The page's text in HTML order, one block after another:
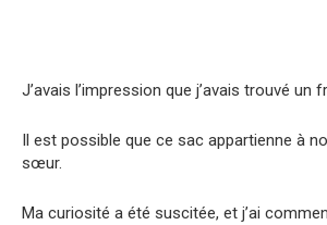
J’avais l’impression que j’avais trouvé un
Il est possible que ce sac appartienne à
sœur.
Ma curiosité a été suscitée, et j’ai